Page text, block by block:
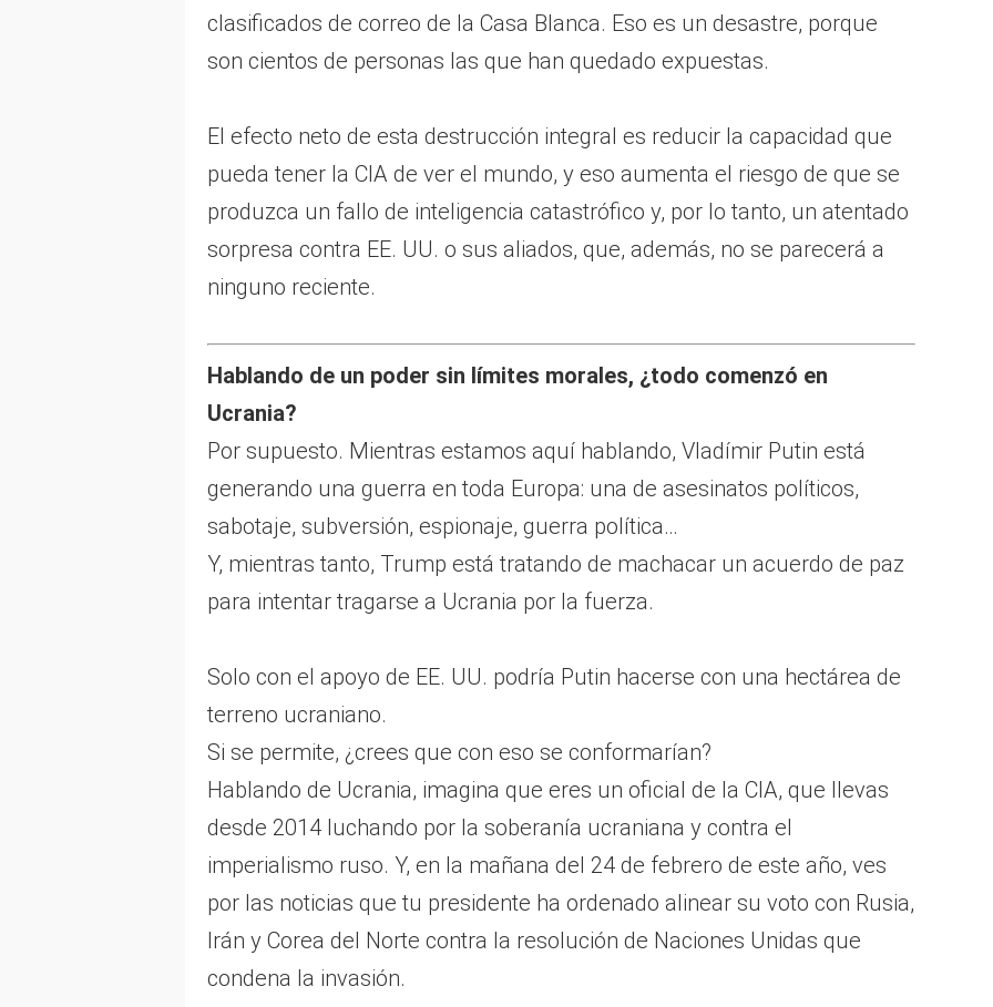
clasificados de correo de la Casa Blanca. Eso es un desastre, porque
son cientos de personas las que han quedado expuestas.
El efecto neto de esta destrucción integral es reducir la capacidad que
pueda tener la CIA de ver el mundo, y eso aumenta el riesgo de que se
produzca un fallo de inteligencia catastrófico y, por lo tanto, un atentado
sorpresa contra EE. UU. o sus aliados, que, además, no se parecerá a
ninguno reciente.
Hablando de un poder sin límites morales, ¿todo comenzó en
Ucrania?
Por supuesto. Mientras estamos aquí hablando, Vladímir Putin está
generando una guerra en toda Europa: una de asesinatos políticos,
sabotaje, subversión, espionaje, guerra política…
Y, mientras tanto, Trump está tratando de machacar un acuerdo de paz
para intentar tragarse a Ucrania por la fuerza.
Solo con el apoyo de EE. UU. podría Putin hacerse con una hectárea de
terreno ucraniano.
Si se permite, ¿crees que con eso se conformarían?
Hablando de Ucrania, imagina que eres un oficial de la CIA, que llevas
desde 2014 luchando por la soberanía ucraniana y contra el
imperialismo ruso. Y, en la mañana del 24 de febrero de este año, ves
por las noticias que tu presidente ha ordenado alinear su voto con Rusia,
Irán y Corea del Norte contra la resolución de Naciones Unidas que
condena la invasión.